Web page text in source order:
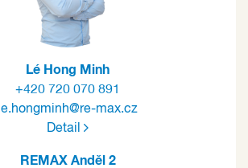
Lé Hong Minh
+420 720 070 891
le.hongminh@re-max.cz
Detail
REMAX Anděl 2